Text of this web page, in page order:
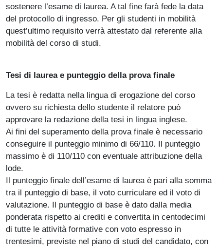
sostenere l’esame di laurea. A tal fine farà fede la data
del protocollo di ingresso. Per gli studenti in mobilità
quest’ultimo requisito verrà attestato dal referente alla
mobilità del corso di studi.
Tesi di laurea e punteggio della prova finale
La tesi è redatta nella lingua di erogazione del corso
ovvero su richiesta dello studente il relatore può
approvare la redazione della tesi in lingua inglese.
Ai fini del superamento della prova finale è necessario
conseguire il punteggio minimo di 66/110. Il punteggio
massimo è di 110/110 con eventuale attribuzione della
lode.
Il punteggio finale dell’esame di laurea è pari alla somma
tra il punteggio di base, il voto curriculare ed il voto di
valutazione. Il punteggio di base è dato dalla media
ponderata rispetto ai crediti e convertita in centodecimi
di tutte le attività formative con voto espresso in
trentesimi, previste nel piano di studi del candidato, con